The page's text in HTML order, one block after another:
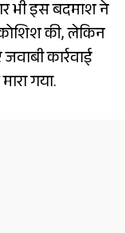
भी इस बदमाश ने
की, लेकिन
कार्रवाई
गया.